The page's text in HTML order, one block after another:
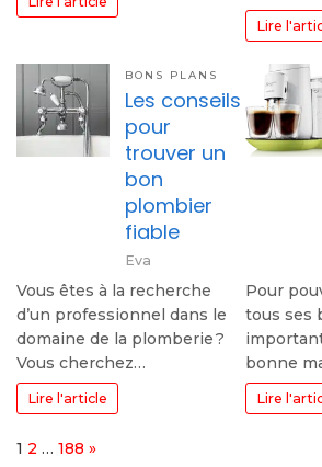
Lire
BONS PLANS
Les conseils
pour
trouver un
bon
plombier
fiable
Eva
Vous êtes à la recherche
d’un professionnel dans le
domaine de la plomberie ?
Vous cherchez…
Lire l'article
Pour
tous ses
bonne
Lire
Page:
1 2 … 188 Next
»